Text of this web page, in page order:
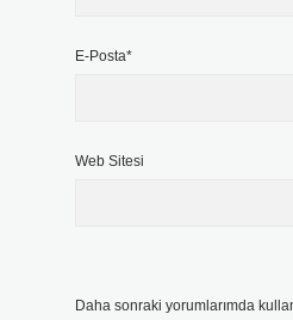
E-Posta*
Web Sitesi
Daha sonraki yorumlarımda